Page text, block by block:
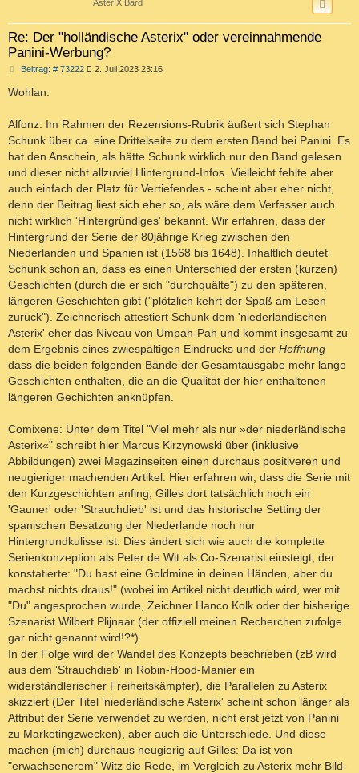
AsterIX Bard
Re: Der "holländische Asterix" oder vereinnahmende
Panini-Werbung?
Beitrag: # 73222B
a
g
2. Juli 2023 23:16
Wohlan:
Alfonz: Im Rahmen der Rezensions-Rubrik äußert sich Stephan
Schunk über ca. eine Drittelseite zu dem ersten Band bei Panini. Es
hat den Anschein, als hätte Schunk wirklich nur den Band gelesen
und dieser nicht allzuviel Hintergrund-Infos. Vielleicht fehlte aber
auch einfach der Platz für Vertiefendes - scheint aber eher nicht,
denn der Beitrag liest sich eher so, als wäre dem Verfasser auch
nicht wirklich 'Hintergründiges' bekannt. Wir erfahren, dass der
Hintergrund der Serie der 80jährige Krieg zwischen den
Niederlanden und Spanien ist (1568 bis 1648). Inhaltlich deutet
Schunk schon an, dass es einen Unterschied der ersten (kurzen)
Geschichten (durch die er sich "durchquälte") zu den späteren,
längeren Geschichten gibt ("plötzlich kehrt der Spaß am Lesen
zurück"). Zeichnerisch attestiert Schunk dem 'niederländischen
Asterix' eher das Niveau von Umpah-Pah und kommt insgesamt zu
dem Ergebnis eines zwiespältigen Eindrucks und der Hoffnung
dass die beiden folgenden Bände der Gesamtausgabe mehr lange
Geschichten enthalten, die an die Qualität der hier enthaltenen
längeren Gechichten anknüpfen.
Comixene: Unter dem Titel "Viel mehr als nur »der niederländische
Asterix«" schreibt hier Marcus Kirzynowski über (inklusive
Abbildungen) zwei Magazinseiten einen durchaus positiveren und
neugieriger machenden Artikel. Hier erfahren wir, dass die Serie mit
den Kurzgeschichten anfing, Gilles dort tatsächlich noch ein
'Gauner' oder 'Strauchdieb' ist und das historische Setting der
spanischen Besatzung der Niederlande noch nur
Hintergrundkulisse ist. Dies ändert sich wie auch die komplette
Serienkonzeption als Peter de Wit als Co-Szenarist einsteigt, der
konstatierte: "Du hast eine Goldmine in deinen Händen, aber du
machst nichts draus!" (wobei im Artikel nicht deutlich wird, wer mit
"Du" angesprochen wurde, Zeichner Hanco Kolk oder der bisherige
Szenarist Wilbert Plijnaar (der offiziell meinen Recherchen zufolge
gar nicht genannt wird!?*).
In der Folge wird der Wandel des Konzepts beschrieben (zB wird
aus dem 'Strauchdieb' in Robin-Hood-Manier ein
widerständlerischer Freiheitskämpfer), die Parallelen zu Asterix
skizziert (Der Titel 'niederländische Asterix' scheint schon länger als
Attribut der Serie verwendet zu werden, nicht erst jetzt von Panini
zu Marketingzwecken), aber auch die Unterschiede. Und diese
machen (mich) durchaus neugierig auf Gilles: Da ist von
"erwachsenerem" Witz die Rede, im Vergleich zu Asterix mehr Bild-